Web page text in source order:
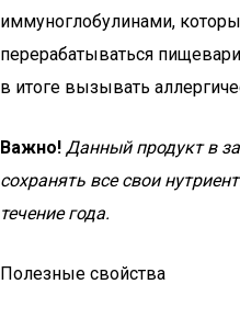
иммуноглобулинами,
перерабатываться
в итоге вызывать
Важно! Данный продукт в
сохранять все свои
течение года.
Полезные свойства